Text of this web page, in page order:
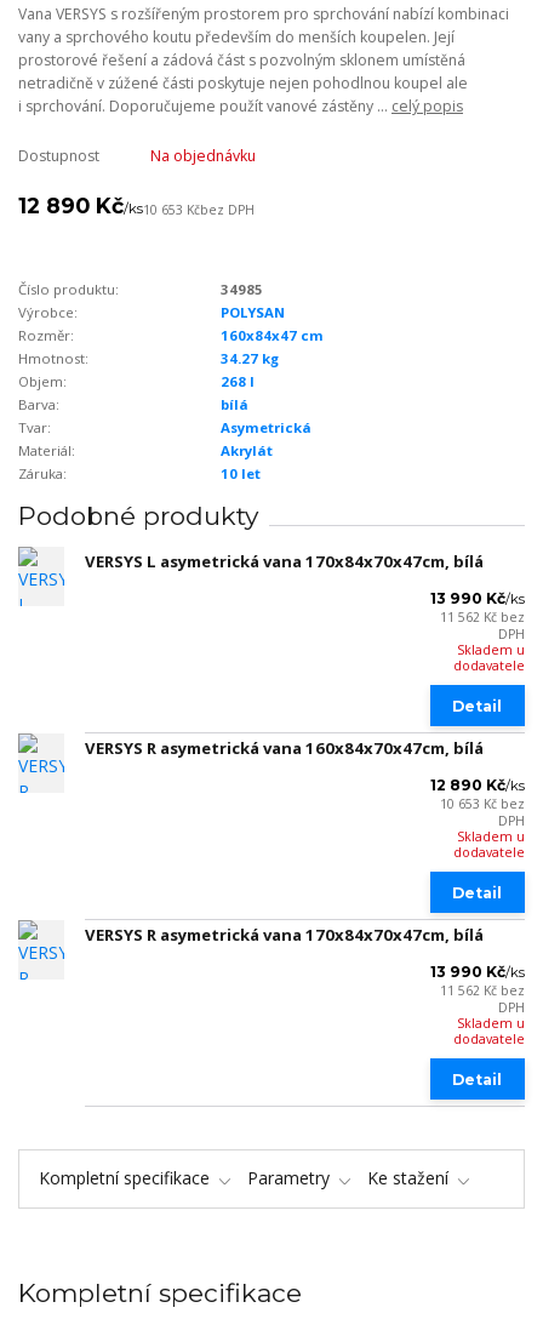
Vana VERSYS s rozšířeným prostorem pro sprchování nabízí kombinaci
vany a sprchového koutu především do menších koupelen. Její
prostorové řešení a zádová část s pozvolným sklonem umístěná
netradičně v zúžené části poskytuje nejen pohodlnou koupel ale
i sprchování. Doporučujeme použít vanové zástěny ... celý popis
Dostupnost Na objednávku
12 890 Kč/ks10 653 Kčbez DPH
Číslo produktu:
34985
Výrobce:
POLYSAN
Rozměr:
160x84x47 cm
Hmotnost:
34.27 kg
Objem:
268 l
Barva:
bílá
Tvar:
Asymetrická
Materiál:
Akrylát
Záruka:
10 let
Podobné produkty
VERSYS L asymetrická vana 170x84x70x47cm, bílá
13 990 Kč/ks
11 562 Kč bez
DPH
Skladem u
dodavatele
Detail
VERSYS R asymetrická vana 160x84x70x47cm, bílá
12 890 Kč/ks
10 653 Kč bez
DPH
Skladem u
dodavatele
Detail
VERSYS R asymetrická vana 170x84x70x47cm, bílá
13 990 Kč/ks
11 562 Kč bez
DPH
Skladem u
dodavatele
Detail
Kompletní specifikace Parametry Ke stažení
Kompletní specifikace